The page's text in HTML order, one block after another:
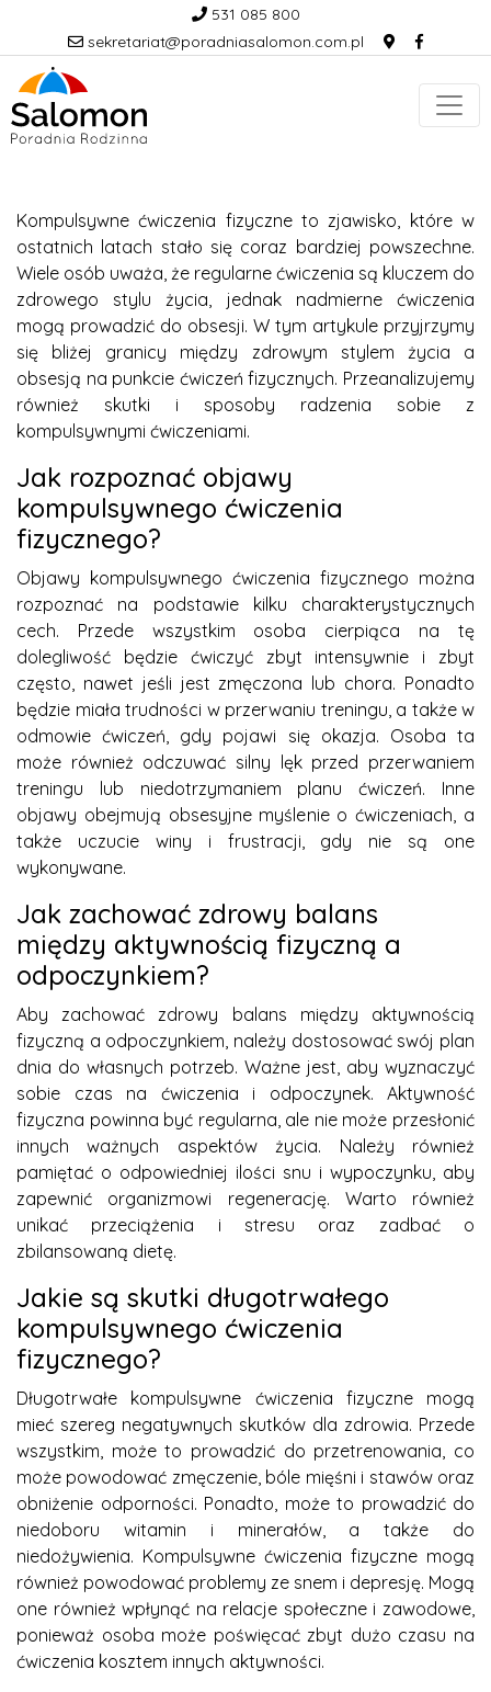
531 085 800
sekretariat@poradniasalomon.com.pl
Kompulsywne ćwiczenia fizyczne to zjawisko, które w
ostatnich latach stało się coraz bardziej powszechne.
Wiele osób uważa, że regularne ćwiczenia są kluczem do
zdrowego stylu życia, jednak nadmierne ćwiczenia
mogą prowadzić do obsesji. W tym artykule przyjrzymy
się bliżej granicy między zdrowym stylem życia a
obsesją na punkcie ćwiczeń fizycznych. Przeanalizujemy
również skutki i sposoby radzenia sobie z
kompulsywnymi ćwiczeniami.
Jak rozpoznać objawy
kompulsywnego ćwiczenia
fizycznego?
Objawy kompulsywnego ćwiczenia fizycznego można
rozpoznać na podstawie kilku charakterystycznych
cech. Przede wszystkim osoba cierpiąca na tę
dolegliwość będzie ćwiczyć zbyt intensywnie i zbyt
często, nawet jeśli jest zmęczona lub chora. Ponadto
będzie miała trudności w przerwaniu treningu, a także w
odmowie ćwiczeń, gdy pojawi się okazja. Osoba ta
może również odczuwać silny lęk przed przerwaniem
treningu lub niedotrzymaniem planu ćwiczeń. Inne
objawy obejmują obsesyjne myślenie o ćwiczeniach, a
także uczucie winy i frustracji, gdy nie są one
wykonywane.
Jak zachować zdrowy balans
między aktywnością fizyczną a
odpoczynkiem?
Aby zachować zdrowy balans między aktywnością
fizyczną a odpoczynkiem, należy dostosować swój plan
dnia do własnych potrzeb. Ważne jest, aby wyznaczyć
sobie czas na ćwiczenia i odpoczynek. Aktywność
fizyczna powinna być regularna, ale nie może przesłonić
innych ważnych aspektów życia. Należy również
pamiętać o odpowiedniej ilości snu i wypoczynku, aby
zapewnić organizmowi regenerację. Warto również
unikać przeciążenia i stresu oraz zadbać o
zbilansowaną dietę.
Jakie są skutki długotrwałego
kompulsywnego ćwiczenia
fizycznego?
Długotrwałe kompulsywne ćwiczenia fizyczne mogą
mieć szereg negatywnych skutków dla zdrowia. Przede
wszystkim, może to prowadzić do przetrenowania, co
może powodować zmęczenie, bóle mięśni i stawów oraz
obniżenie odporności. Ponadto, może to prowadzić do
niedoboru witamin i minerałów, a także do
niedożywienia. Kompulsywne ćwiczenia fizyczne mogą
również powodować problemy ze snem i depresję. Mogą
one również wpłynąć na relacje społeczne i zawodowe,
ponieważ osoba może poświęcać zbyt dużo czasu na
ćwiczenia kosztem innych aktywności.